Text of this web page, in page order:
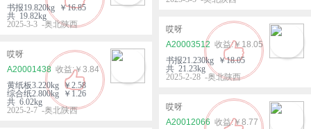
书报19.820kg ￥16.85
共 19.82kg
2025-3-3 -奥北陕西
哎呀
A20003512
￥18.05
书报21.230kg ￥18.05
共 21.23kg
2025-2-28 -奥北陕西
哎呀
A20001438
￥3.84
黄纸板3.220kg ￥2.58
综合纸2.800kg ￥1.26
共 6.02kg
2025-2-7 -奥北陕西
哎呀
A20012066
￥8.77